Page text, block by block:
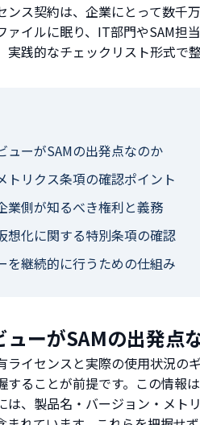
ンス契約は、企業にとって数千
ァイルに眠り、IT部門やSAM担
実践的なチェックリスト形式で整
ューがSAMの出発点なのか
トリクス条項の確認ポイント
業側が知るべき権利と義務
想化に関する特別条項の確認
を継続的に行うための仕組み
ューがSAMの出発点
ライセンスと実際の使用状況
することが前提です。この情報
は、製品名・バージョン・メト